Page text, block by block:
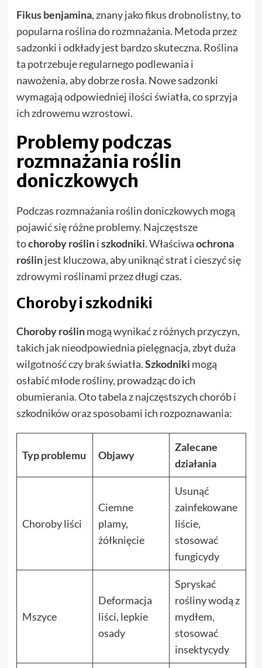
Fikus benjamina, znany jako fikus drobnolistny, to
popularna roślina do rozmnażania. Metoda przez
sadzonki i odkłady jest bardzo skuteczna. Roślina
ta potrzebuje regularnego podlewania i
nawożenia, aby dobrze rosła. Nowe sadzonki
wymagają odpowiedniej ilości światła, co sprzyja
ich zdrowemu wzrostowi.
Problemy podczas
rozmnażania roślin
doniczkowych
Podczas rozmnażania roślin doniczkowych mogą
pojawić się różne problemy. Najczęstsze
tochoroby rośliniszkodniki. Właściwaochrona
roślinjest kluczowa, aby uniknąć strat i cieszyć się
zdrowymi roślinami przez długi czas.
Choroby i szkodniki
Choroby roślinmogą wynikać z różnych przyczyn,
takich jak nieodpowiednia pielęgnacja, zbyt duża
wilgotność czy brak światła.Szkodniki mogą
osłabić młode rośliny, prowadząc do ich
obumierania. Oto tabela z najczęstszych chorób i
szkodników oraz sposobami ich rozpoznawania:
Typ problemu Objawy
Zalecane
działania
Choroby liści
Ciemne
plamy,
żółknięcie
Usunąć
zainfekowane
liście,
stosować
fungicydy
Mszyce
Deformacja
liści, lepkie
osady
Spryskać
rośliny wodą z
mydłem,
stosować
insektycydy